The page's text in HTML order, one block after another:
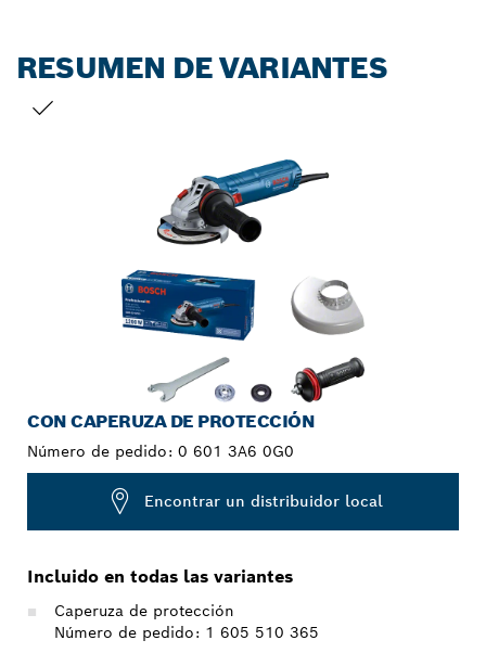
RESUMEN DE VARIANTES
CON CAPERUZA DE PROTECCIÓN
Número de pedido: 0 601 3A6 0G0
Encontrar un distribuidor local
Incluido en todas las variantes
Caperuza de protección
Número de pedido: 1 605 510 365